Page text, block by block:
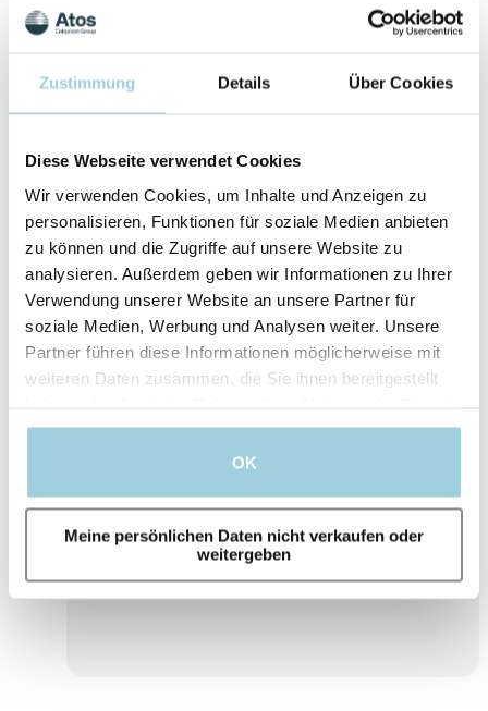
Zustimmung Details Über Cookies
Diese Webseite verwendet Cookies
Wir verwenden Cookies, um Inhalte und Anzeigen zu
personalisieren, Funktionen für soziale Medien anbieten
zu können und die Zugriffe auf unsere Website zu
analysieren. Außerdem geben wir Informationen zu Ihrer
Verwendung unserer Website an unsere Partner für
soziale Medien, Werbung und Analysen weiter. Unsere
Partner führen diese Informationen möglicherweise mit
weiteren Daten zusammen, die Sie ihnen bereitgestellt
gesammelt haben.
OK
Meine persönlichen Daten nicht verkaufen oder
weitergeben
Medical meine personenbezogenen Daten zu
Veranstaltungen und Informationen zu
darf.
Für weitere Informationen lesen Sie bitte die
Einwilligungserklärung zum Datenschutz.